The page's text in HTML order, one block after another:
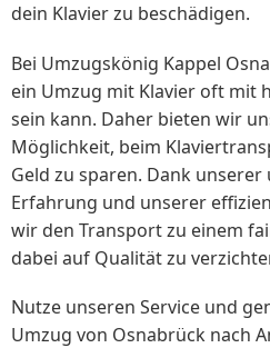
dein Klavier zu beschädigen.
Bei Umzugskönig Kappel
ein Umzug mit Klavier oft mit
sein kann. Daher bieten wir
Möglichkeit, beim
Geld zu sparen. Dank
Erfahrung und unserer
wir den Transport zu einem
dabei auf Qualität zu
Nutze unseren Service und
Umzug von Osnabrück nach